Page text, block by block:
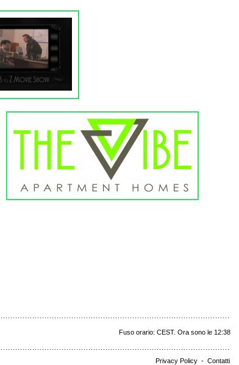
Fuso orario: CEST. Ora sono le 12:38
Privacy Policy - Contatti